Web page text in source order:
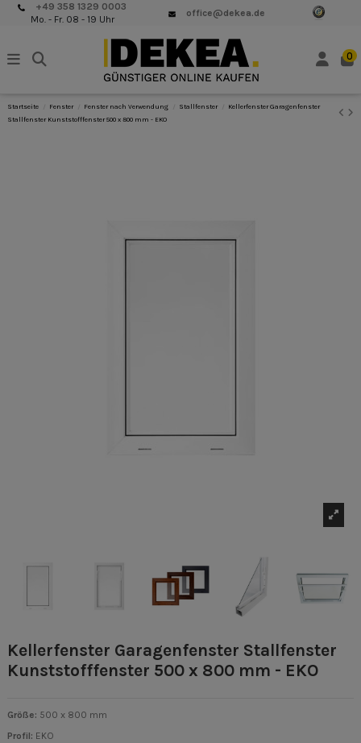
+49 358 1329 0003
Mo. - Fr. 08 - 19 Uhr
office@dekea.de
0
Startseite Fenster Fenster nach Verwendung Stallfenster
Kellerfenster Garagenfenster
Stallfenster Kunststofffenster 500 x 800 mm - EKO
Kellerfenster Garagenfenster Stallfenster
Kunststofffenster 500 x 800 mm - EKO
Größe: 500 x 800 mm
Profil: EKO